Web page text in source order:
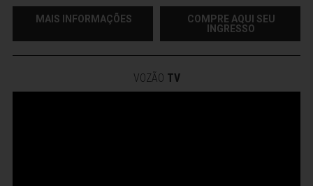
MAIS INFORMAÇÕES
COMPRE AQUI SEU
INGRESSO
VOZÃO TV